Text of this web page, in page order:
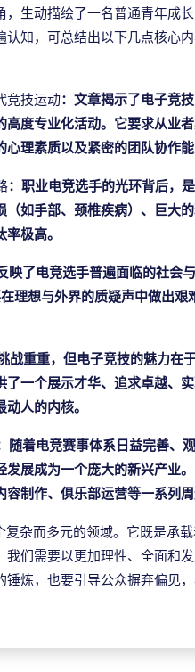
，生动描绘了一名普通青年成
知，可总结出以下几点核心内
竞技运动：文章揭示了电子竞
度专业化活动。它要求从业
理素质以及紧密的团队协作能
：职业电竞选手的光环背后，
（如手部、颈椎疾病）、巨大
极高。
映了电竞选手普遍面临的社会
理想与外界的质疑声中做出
战重重，但电子竞技的魅力在
了一个展示才华、追求卓越、
人的内核。
随着电竞赛事体系日益完善、
展成为一个庞大的新兴产业
制作、俱乐部运营等一系列
杂而多元的领域。它既是承
我们需要以更加理性、全面和
炼，也要引导公众摒弃偏见